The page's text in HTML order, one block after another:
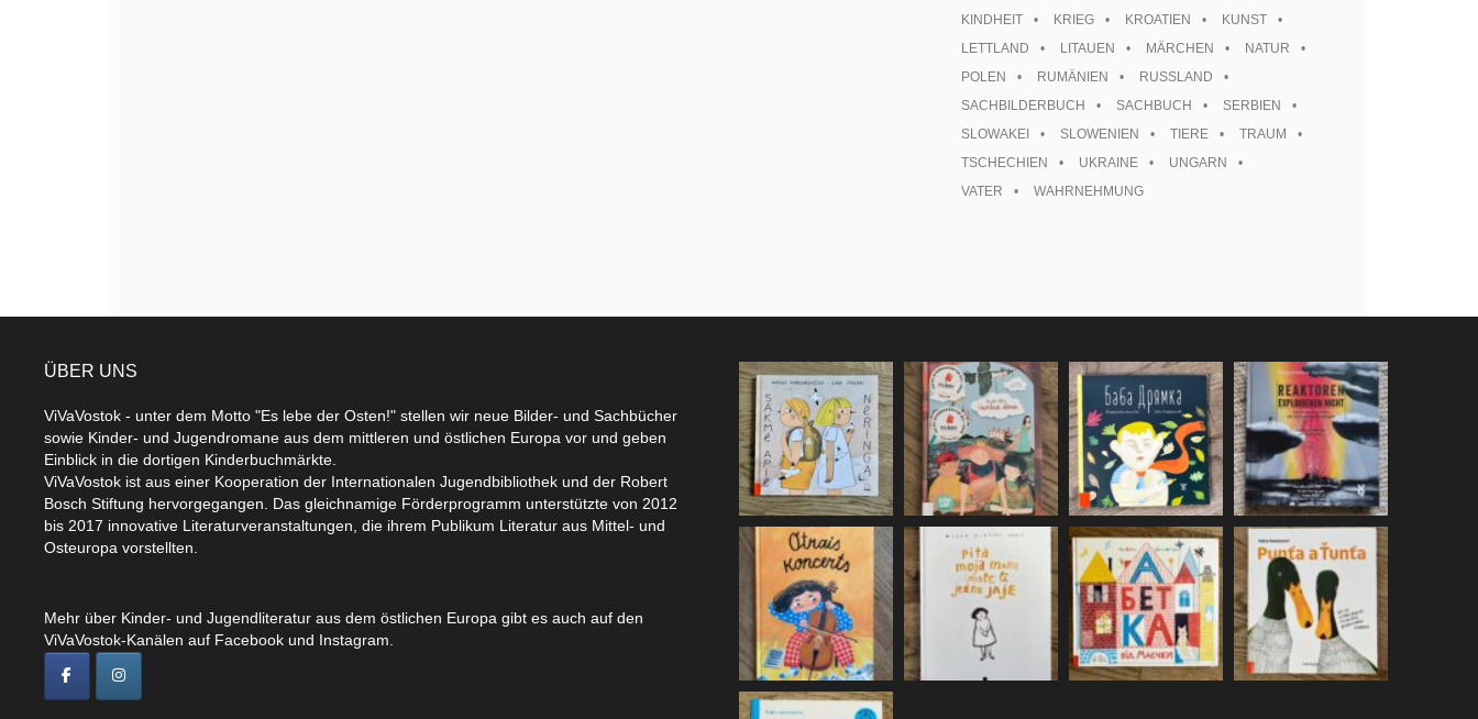
KINDHEIT
KRIEG KROATIEN
KUNST
LETTLAND
LITAUEN MÄRCHEN
NATUR
POLEN
RUMÄNIEN
RUSSLAND
SACHBILDERBUCH
SACHBUCH
SERBIEN
SLOWAKEI
SLOWENIEN TIERE
TRAUM
TSCHECHIEN
UKRAINE
UNGARN
VATER
WAHRNEHMUNG
ÜBER UNS
ViVaVostok - unter dem Motto "Es lebe der Osten!" stellen wir neue Bilder- und Sachbücher
sowie Kinder- und Jugendromane aus dem mittleren und östlichen Europa vor und geben
Einblick in die dortigen Kinderbuchmärkte.
ViVaVostok ist aus einer Kooperation der Internationalen Jugendbibliothek und der Robert
Bosch Stiftung hervorgegangen. Das gleichnamige Förderprogramm unterstützte von 2012
bis 2017 innovative Literaturveranstaltungen, die ihrem Publikum Literatur aus Mittel- und
Osteuropa vorstellten.
Mehr über Kinder- und Jugendliteratur aus dem östlichen Europa gibt es auch auf den
ViVaVostok-Kanälen auf Facebook und Instagram.